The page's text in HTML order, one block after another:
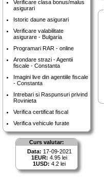
Verificare clasa bonus/malus
asigurari
Istoric daune asigurari
Verificare valabilitate
asigurare - Bulgaria
Programari RAR - online
Arondare strazi - Agentii
fiscale - Constanta
Imagini live din agentiile fiscale
- Constanta
Intrebari si Raspunsuri privind
Rovinieta
Verifica certificat fiscal
Verifica vehicule furate
Curs valutar:
Data: 17-09-2021
1EUR: 4.95 lei
1USD: 4.2 lei